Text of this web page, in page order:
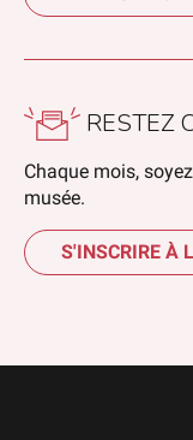
RESTEZ
Chaque mois,
musée.
S'INSCRIRE À